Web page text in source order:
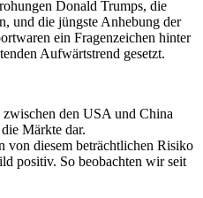
Donald Trumps, die
und die jüngste Anhebung der
ein Fragenzeichen hinter
Aufwärtstrend gesetzt.
den USA und China
Märkte dar.
von diesem beträchtlichen Risiko
positiv. So beobachten wir seit